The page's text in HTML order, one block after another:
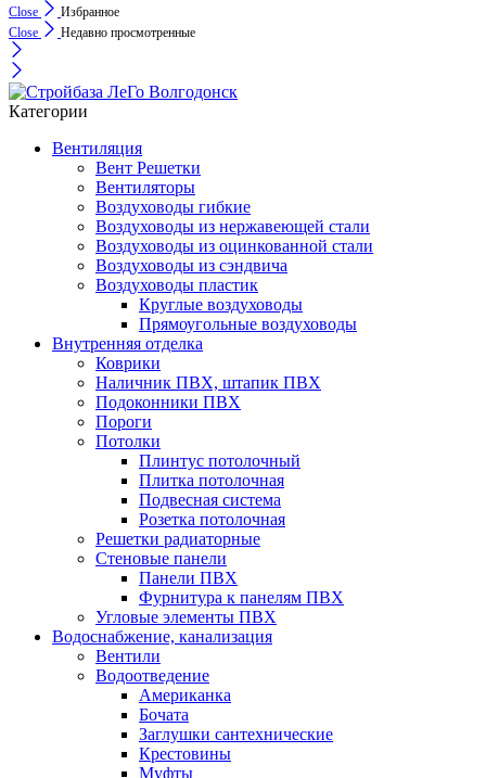
Close
Избранное
Close
Недавно просмотренные
Категории
Вентиляция
Вент Решетки
Вентиляторы
Воздуховоды гибкие
Воздуховоды из нержавеющей стали
Воздуховоды из оцинкованной стали
Воздуховоды из сэндвича
Воздуховоды пластик
Круглые воздуховоды
Прямоугольные воздуховоды
Внутренняя отделка
Коврики
Наличник ПВХ, штапик ПВХ
Подоконники ПВХ
Пороги
Потолки
Плинтус потолочный
Плитка потолочная
Подвесная система
Розетка потолочная
Решетки радиаторные
Стеновые панели
Панели ПВХ
Фурнитура к панелям ПВХ
Угловые элементы ПВХ
Водоснабжение, канализация
Вентили
Водоотведение
Американка
Бочата
Заглушки сантехнические
Крестовины
Муфты